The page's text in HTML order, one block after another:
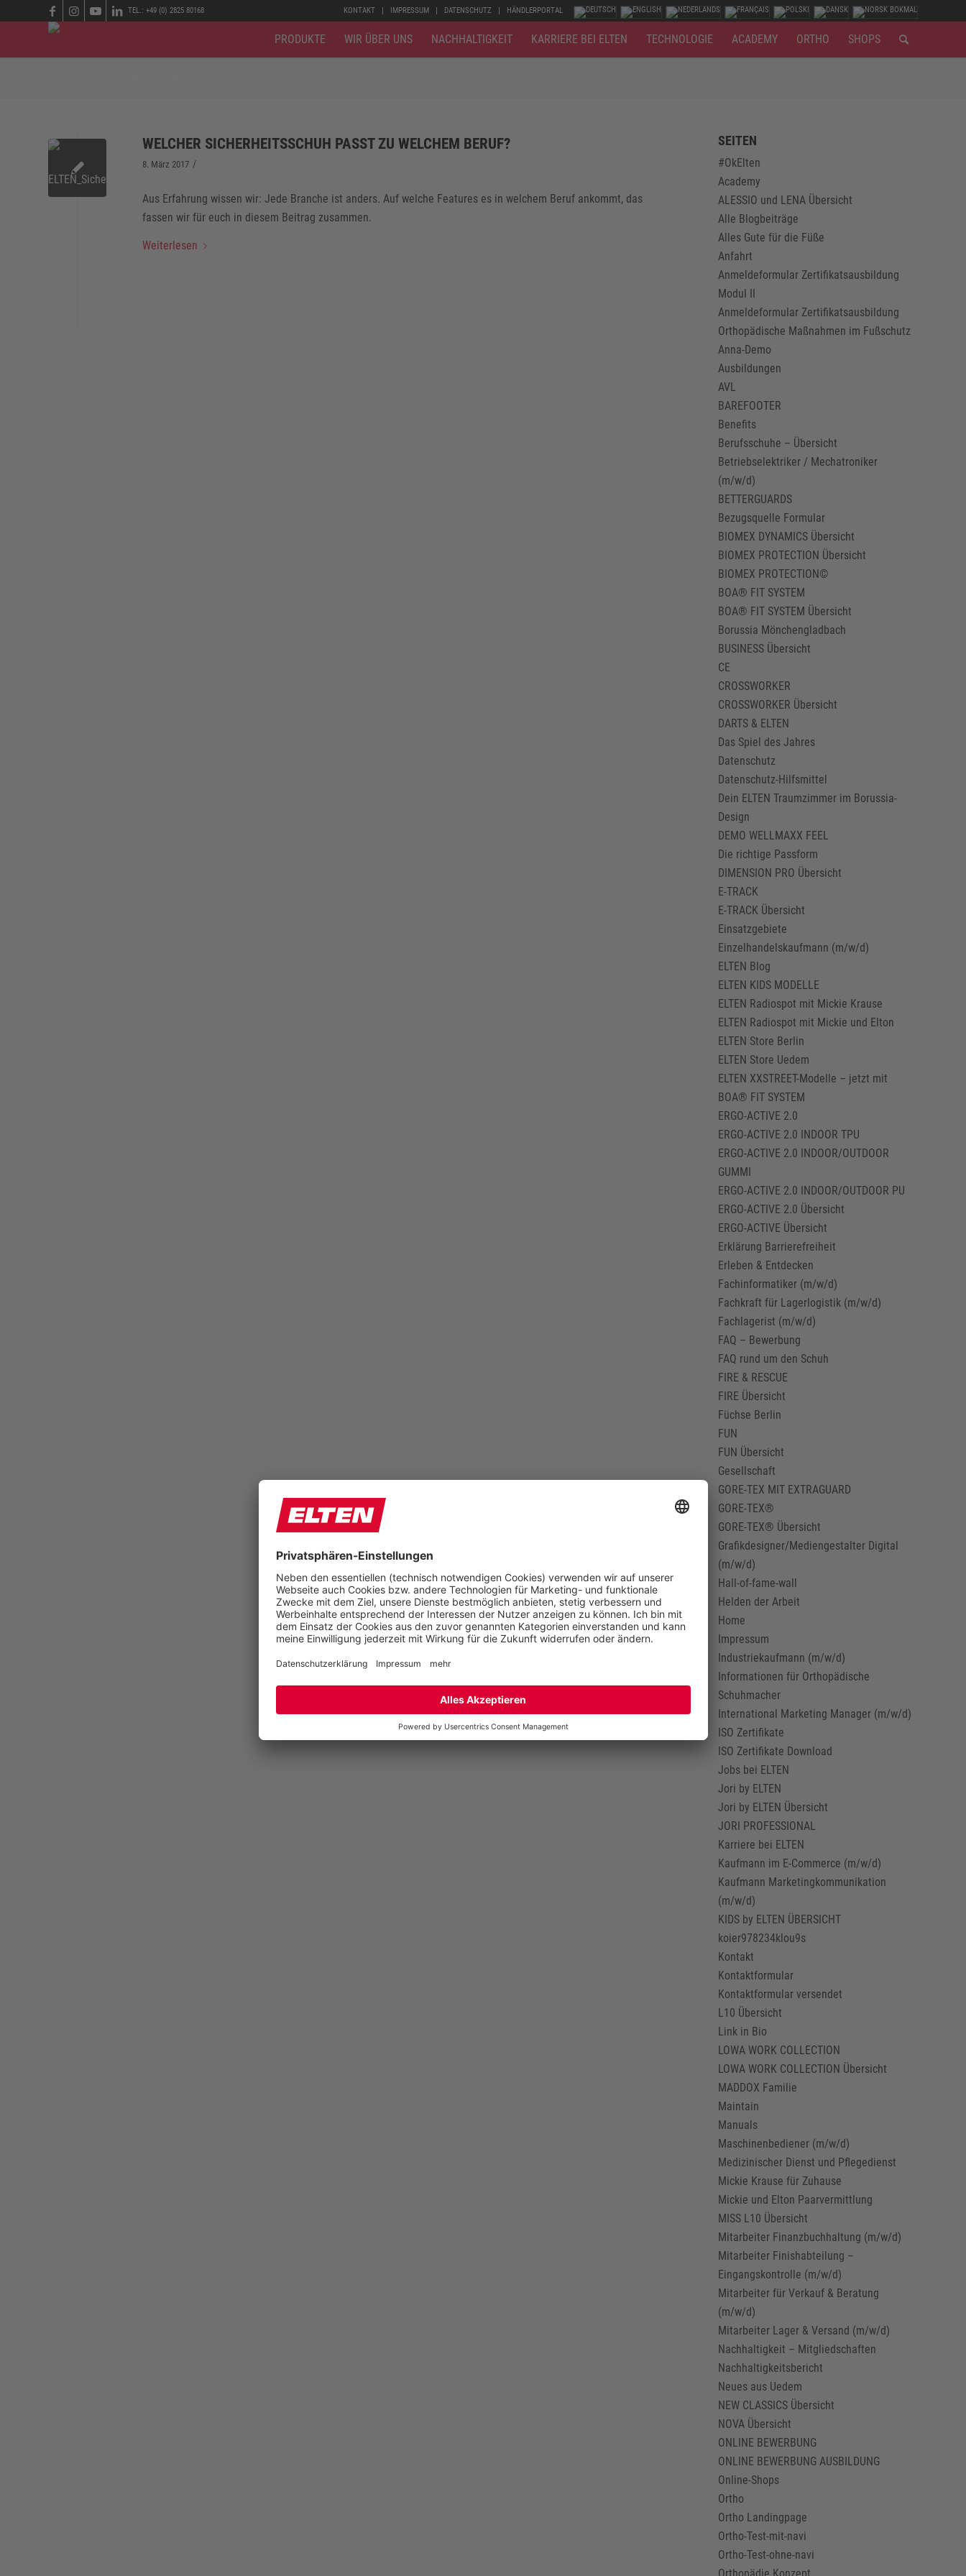
KONTAKT IMPRESSUM DATENSCHUTZ HÄNDLERPORTAL
TEL.: +49 (0) 2825 80168
PRODUKTE WIR ÜBER UNS NACHHALTIGKEIT KARRIERE BEI ELTEN TECHNOLOGIE ACADEMY ORTHO SHOPS
WELCHER SICHERHEITSSCHUH PASST ZU WELCHEM BERUF?
8. März 2017 /
Aus Erfahrung wissen wir: Jede Branche ist anders. Auf welche Features es in welchem Beruf ankommt, das
fassen wir für euch in diesem Beitrag zusammen.
Weiterlesen
SEITEN
#OkElten
Academy
ALESSIO und LENA Übersicht
Alle Blogbeiträge
Alles Gute für die Füße
Anfahrt
Anmeldeformular Zertifikatsausbildung
Modul II
Anmeldeformular Zertifikatsausbildung
Orthopädische Maßnahmen im Fußschutz
Anna-Demo
Ausbildungen
AVL
BAREFOOTER
Benefits
Berufsschuhe – Übersicht
Betriebselektriker / Mechatroniker
(m/w/d)
BETTERGUARDS
Bezugsquelle Formular
BIOMEX DYNAMICS Übersicht
BIOMEX PROTECTION Übersicht
BIOMEX PROTECTION©
BOA® FIT SYSTEM
BOA® FIT SYSTEM Übersicht
Borussia Mönchengladbach
BUSINESS Übersicht
CE
CROSSWORKER
CROSSWORKER Übersicht
DARTS & ELTEN
Das Spiel des Jahres
Datenschutz
Datenschutz-Hilfsmittel
Dein ELTEN Traumzimmer im Borussia-
Design
DEMO WELLMAXX FEEL
Die richtige Passform
DIMENSION PRO Übersicht
E-TRACK
E-TRACK Übersicht
Einsatzgebiete
Einzelhandelskaufmann (m/w/d)
ELTEN Blog
ELTEN KIDS MODELLE
ELTEN Radiospot mit Mickie Krause
ELTEN Radiospot mit Mickie und Elton
ELTEN Store Berlin
ELTEN Store Uedem
ELTEN XXSTREET-Modelle – jetzt mit
BOA® FIT SYSTEM
ERGO-ACTIVE 2.0
ERGO-ACTIVE 2.0 INDOOR TPU
ERGO-ACTIVE 2.0 INDOOR/OUTDOOR
GUMMI
ERGO-ACTIVE 2.0 INDOOR/OUTDOOR PU
ERGO-ACTIVE 2.0 Übersicht
ERGO-ACTIVE Übersicht
Erklärung Barrierefreiheit
Erleben & Entdecken
Fachinformatiker (m/w/d)
Fachkraft für Lagerlogistik (m/w/d)
Fachlagerist (m/w/d)
FAQ – Bewerbung
FAQ rund um den Schuh
FIRE & RESCUE
FIRE Übersicht
Füchse Berlin
FUN
FUN Übersicht
Gesellschaft
GORE-TEX MIT EXTRAGUARD
GORE-TEX®
GORE-TEX® Übersicht
Grafikdesigner/Mediengestalter Digital
(m/w/d)
Hall-of-fame-wall
Helden der Arbeit
Home
Impressum
Industriekaufmann (m/w/d)
Informationen für Orthopädische
Schuhmacher
International Marketing Manager (m/w/d)
ISO Zertifikate
ISO Zertifikate Download
Jobs bei ELTEN
Jori by ELTEN
Jori by ELTEN Übersicht
JORI PROFESSIONAL
Karriere bei ELTEN
Kaufmann im E-Commerce (m/w/d)
Kaufmann Marketingkommunikation
(m/w/d)
KIDS by ELTEN ÜBERSICHT
koier978234klou9s
Kontakt
Kontaktformular
Kontaktformular versendet
L10 Übersicht
Link in Bio
LOWA WORK COLLECTION
LOWA WORK COLLECTION Übersicht
MADDOX Familie
Maintain
Manuals
Maschinenbediener (m/w/d)
Medizinischer Dienst und Pflegedienst
Mickie Krause für Zuhause
Mickie und Elton Paarvermittlung
MISS L10 Übersicht
Mitarbeiter Finanzbuchhaltung (m/w/d)
Mitarbeiter Finishabteilung –
Eingangskontrolle (m/w/d)
Mitarbeiter für Verkauf & Beratung
(m/w/d)
Mitarbeiter Lager & Versand (m/w/d)
Nachhaltigkeit – Mitgliedschaften
Nachhaltigkeitsbericht
Neues aus Uedem
NEW CLASSICS Übersicht
NOVA Übersicht
ONLINE BEWERBUNG
ONLINE BEWERBUNG AUSBILDUNG
Online-Shops
Ortho
Ortho Landingpage
Ortho-Test-mit-navi
Ortho-Test-ohne-navi